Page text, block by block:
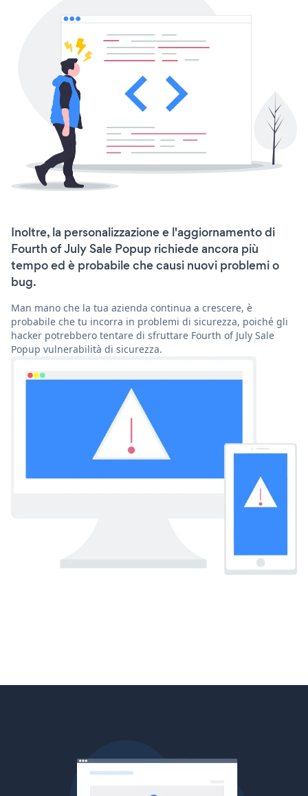
Inoltre, la personalizzazione e l'aggiornamento di
Fourth of July Sale Popup richiede ancora più
tempo ed è probabile che causi nuovi problemi o
bug.
Man mano che la tua azienda continua a crescere, è
probabile che tu incorra in problemi di sicurezza, poiché gli
hacker potrebbero tentare di sfruttare Fourth of July Sale
Popup vulnerabilità di sicurezza.